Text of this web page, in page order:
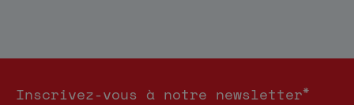
Inscrivez-vous à notre newsletter*